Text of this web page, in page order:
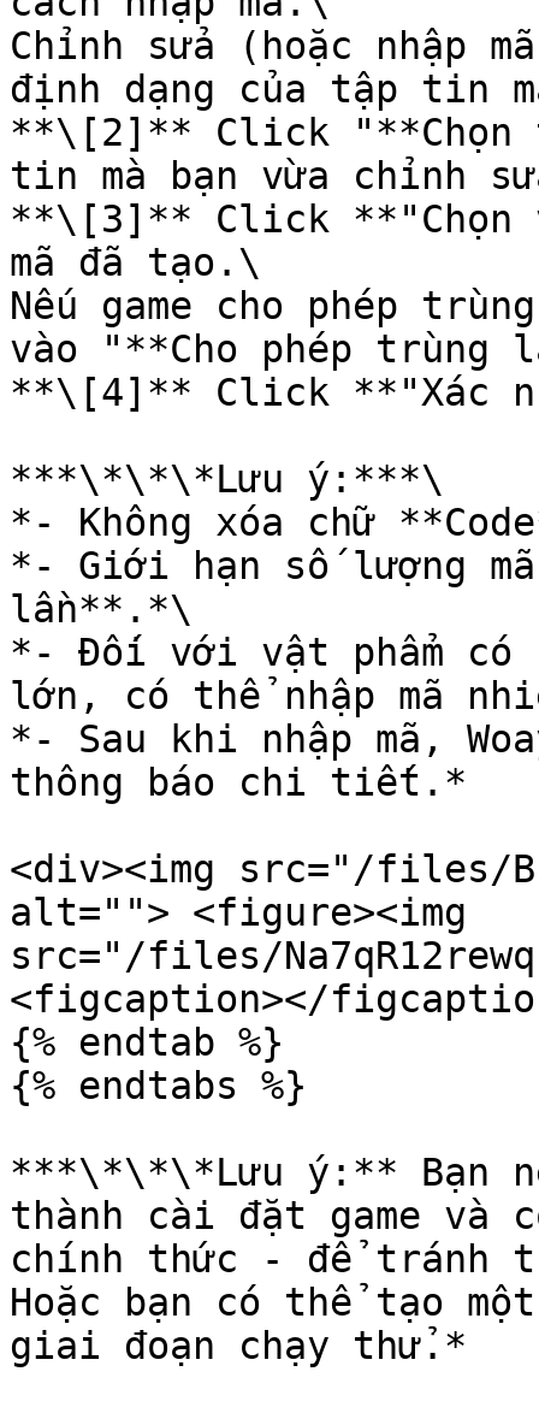
Chỉnh sửa (hoặc nhập
định dạng của tập tin
**\[2]** Click
tin mà bạn vừa chỉnh
**\[3]** Click **"Chọn
mã đã tạo.\
Nếu game cho phép
vào "**Cho phép trùng
**\[4]** Click **"Xác
***\*\*\*Lưu ý:***\
*- Không xóa chữ
*- Giới hạn số lượng
lần**.*\
*- Đối với vật phẩm có
lớn, có thể nhập mã
*- Sau khi nhập mã,
thông báo chi tiết.*
<div><img src="/files/
alt=""> <figure><img
src="/files/
<figcaption></
{% endtab %}
{% endtabs %}
***\*\*\*Lưu ý:** Bạn
thành cài đặt game và
chính thức - để tránh
Hoặc bạn có thể tạo